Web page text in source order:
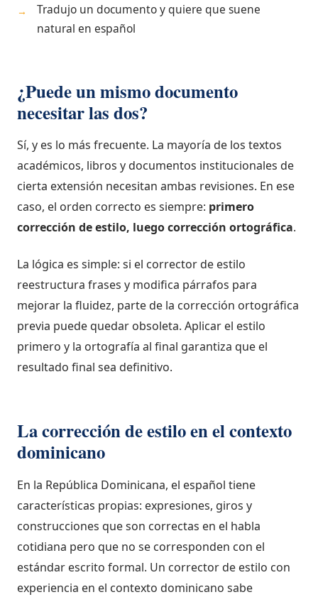
→
Tradujo un documento y quiere que suene
natural en español
¿Puede un mismo documento
necesitar las dos?
Sí, y es lo más frecuente. La mayoría de los textos
académicos, libros y documentos institucionales de
cierta extensión necesitan ambas revisiones. En ese
caso, el orden correcto es siempre: primero
corrección de estilo, luego corrección ortográfica.
La lógica es simple: si el corrector de estilo
reestructura frases y modifica párrafos para
mejorar la fluidez, parte de la corrección ortográfica
previa puede quedar obsoleta. Aplicar el estilo
primero y la ortografía al final garantiza que el
resultado final sea definitivo.
La corrección de estilo en el contexto
dominicano
En la República Dominicana, el español tiene
características propias: expresiones, giros y
construcciones que son correctas en el habla
cotidiana pero que no se corresponden con el
estándar escrito formal. Un corrector de estilo con
experiencia en el contexto dominicano sabe